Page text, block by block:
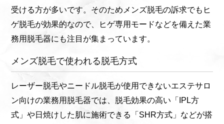
受ける方が多いです。そのためメンズ脱毛の訴求でもヒ
ゲ脱毛が効果的なので、ヒゲ専用モードなどを備えた業
務用脱毛器にも注目が集まっています。
メンズ脱毛で使われる脱毛方式
レーザー脱毛やニードル脱毛が使用できないエステサロ
ン向けの業務用脱毛器では、脱毛効果の高い「IPL方
式」や日焼けした肌に施術できる「SHR方式」などが搭